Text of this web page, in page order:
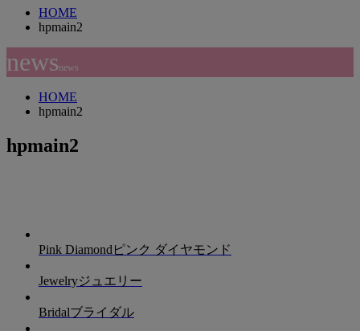
HOME
hpmain2
newsnews
HOME
hpmain2
hpmain2
Pink Diamond ピンク ダイヤモンド
Jewelryジュエリー
Bridalブライダル